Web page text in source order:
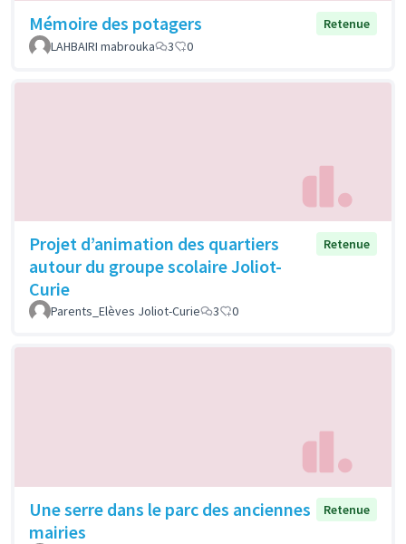
Mémoire des potagers
Retenue
LAHBAIRI mabrouka
3 0
Projet d’animation des quartiers
autour du groupe scolaire Joliot-
Curie
Retenue
Parents_Elèves Joliot-Curie 3 0
Une serre dans le parc des anciennes
mairies
Retenue